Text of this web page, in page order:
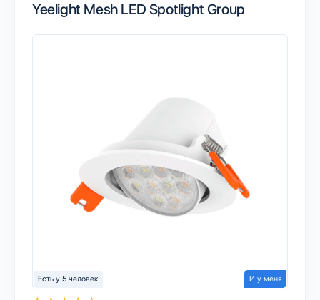
Yeelight Mesh LED Spotlight Group
Есть у 5 человек И у меня